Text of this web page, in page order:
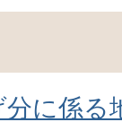
に係る